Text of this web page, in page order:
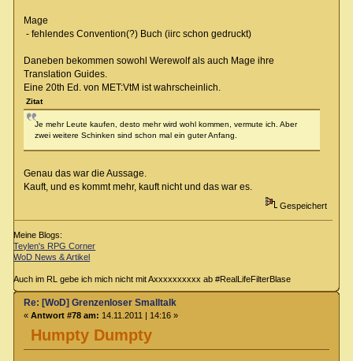
Mage
- fehlendes Convention(?) Buch (iirc schon gedruckt)
Daneben bekommen sowohl Werewolf als auch Mage ihre
Translation Guides.
Eine 20th Ed. von MET:VtM ist wahrscheinlich.
Zitat
Je mehr Leute kaufen, desto mehr wird wohl kommen, vermute ich. Aber
zwei weitere Schinken sind schon mal ein guter Anfang.
Genau das war die Aussage.
Kauft, und es kommt mehr, kauft nicht und das war es.
Gespeichert
Meine Blogs:
Teylen's RPG Corner
WoD News & Artikel
Auch im RL gebe ich mich nicht mit Axxxxxxxxxx ab #RealLifeFilterBlase
Humpty Dumpty
Re: [WoD] Grenzenloser Smalltalk
« Antwort #78 am: 14.11.2011 | 14:16 »